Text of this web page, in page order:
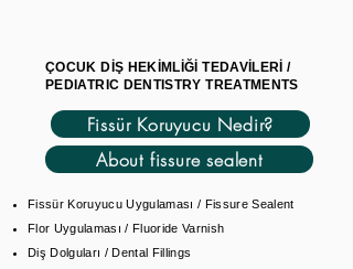
ÇOCUK DİŞ HEKİMLİĞİ TEDAVİLERİ /
PEDIATRIC DENTISTRY TREATMENTS
Fissür Koruyucu Uygulaması / Fissure Sealent
Flor Uygulaması / Fluoride Varnish
Diş Dolguları / Dental Fillings
Fissür Koruyucu Nedir?
About fissure sealent